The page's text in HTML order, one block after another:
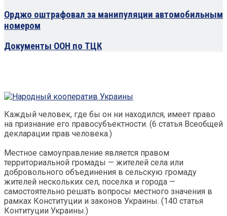
Орджо оштрафовал за манипуляции автомобильным
номером
Документы ООН по ТЦК
Каждый человек, где бы он ни находился, имеет право
на признание его правосубъектности. (6 статья Всеобщей
декларации прав человека.)
Местное самоуправление является правом
территориальной громады — жителей села или
добровольного объединения в сельскую громаду
жителей нескольких сел, поселка и города —
самостоятельно решать вопросы местного значения в
рамках Конституции и законов Украины. (140 статья
Контитуции Украины.)